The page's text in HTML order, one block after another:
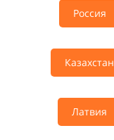
Россия
Казахстан
Латвия